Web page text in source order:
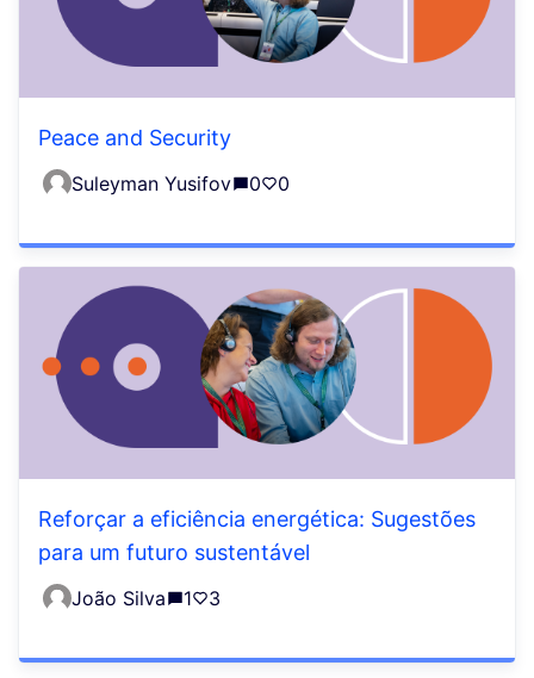
Peace and Security
Suleyman Yusifov 0 0
Reforçar a eficiência energética: Sugestões
para um futuro sustentável
João Silva 1 3